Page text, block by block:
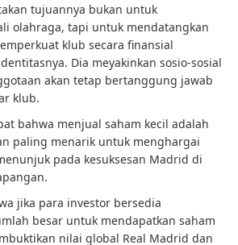
tujuannya bukan untuk
olahraga, tapi untuk mendatangkan
klub secara finansial
Dia meyakinkan sosio-sosial
akan tetap bertanggung jawab
klub.
bahwa menjual saham kecil adalah
paling menarik untuk menghargai
pada kesuksesan Madrid di
jika para investor bersedia
besar untuk mendapatkan saham
nilai global Real Madrid dan